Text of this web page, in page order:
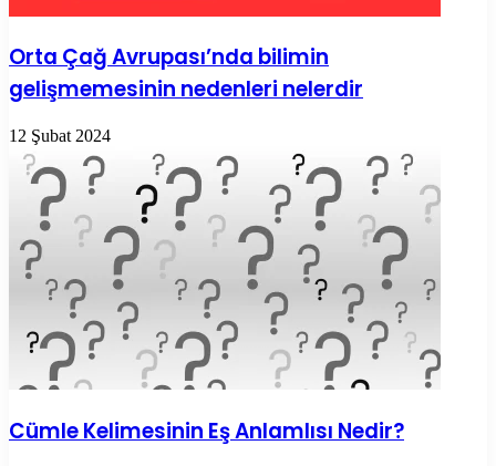
Orta Çağ Avrupası’nda bilimin
gelişmemesinin nedenleri nelerdir
12 Şubat 2024
Cümle Kelimesinin Eş Anlamlısı Nedir?